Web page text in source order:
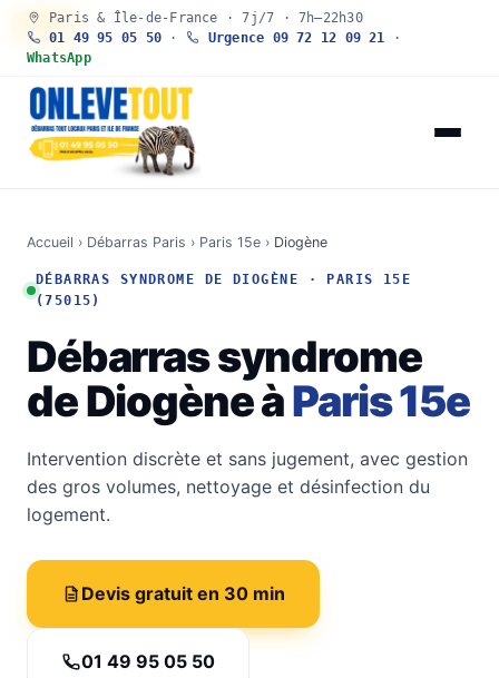
Paris & Île-de-France · 7j/7 · 7h–22h30
01 49 95 05 50 · Urgence 09 72 12 09 21 ·
WhatsApp
Accueil › Débarras Paris › Paris 15e › Diogène
DÉBARRAS SYNDROME DE DIOGÈNE · PARIS 15E
(75015)
Débarras syndrome
de Diogène àParis 15e
Intervention discrète et sans jugement, avec gestion
des gros volumes, nettoyage et désinfection du
logement.
Devis gratuit en 30 min
01 49 95 05 50
30 SEC